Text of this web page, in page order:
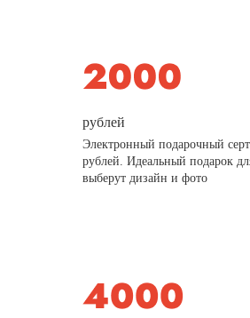
рублей
Электронный подарочный
рублей. Идеальный подарок
выберут дизайн и фото